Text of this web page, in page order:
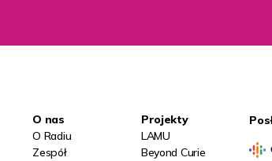
O nas
O Radiu
Zespół
Projekty
LAMU
Beyond Curie